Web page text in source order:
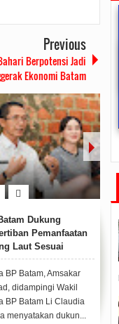
Previous
Berpotensi Jadi
Ekonomi Batam
Dukung
Pemanfaatan
Laut Sesuai
Peraturan
undangan
BP Batam, Amsakar
didampingi Wakil
BP Batam Li Claudia
menyatakan dukun...
Paripurna Memperingati
ke 20 Tahun, Walikota
Rahma Paparkan Capaian
Selama 3 Tahun
10/180 Comments
Pemko
Untuk